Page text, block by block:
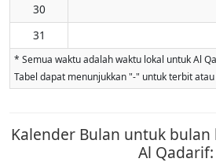
30
31
* Semua waktu adalah waktu lokal untuk Al
Tabel dapat menunjukkan "-" untuk terbit
Kalender Bulan untuk
Al Qadarif: